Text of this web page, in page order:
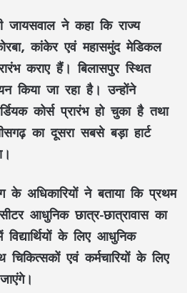
जायसवालने कहा कि राज्य
,कांकेरएवंमहासमुंद मेडिकल
कराए हैं।बिलासपुर स्थित
किया जा रहा है। उन्होंने
कोर्सप्रारंभ हो चुका है तथा
कादूसरा सबसे बड़ा हार्ट
के अधिकारियों ने बताया कि प्रथम
आधुनिक छात्र-छात्रावासका
के लिए आधुनिक
एवं कर्मचारियों के लिए